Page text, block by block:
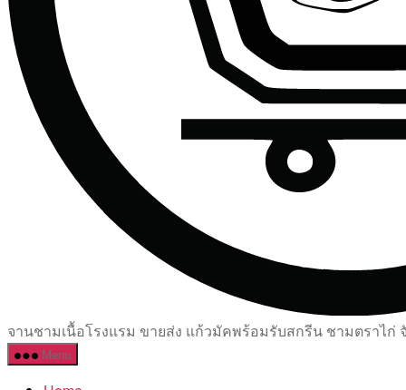
จานชามเนื้อโรงแรม ขายส่ง แก้วมัคพร้อมรับสกรีน ชามตราไก่
Menu